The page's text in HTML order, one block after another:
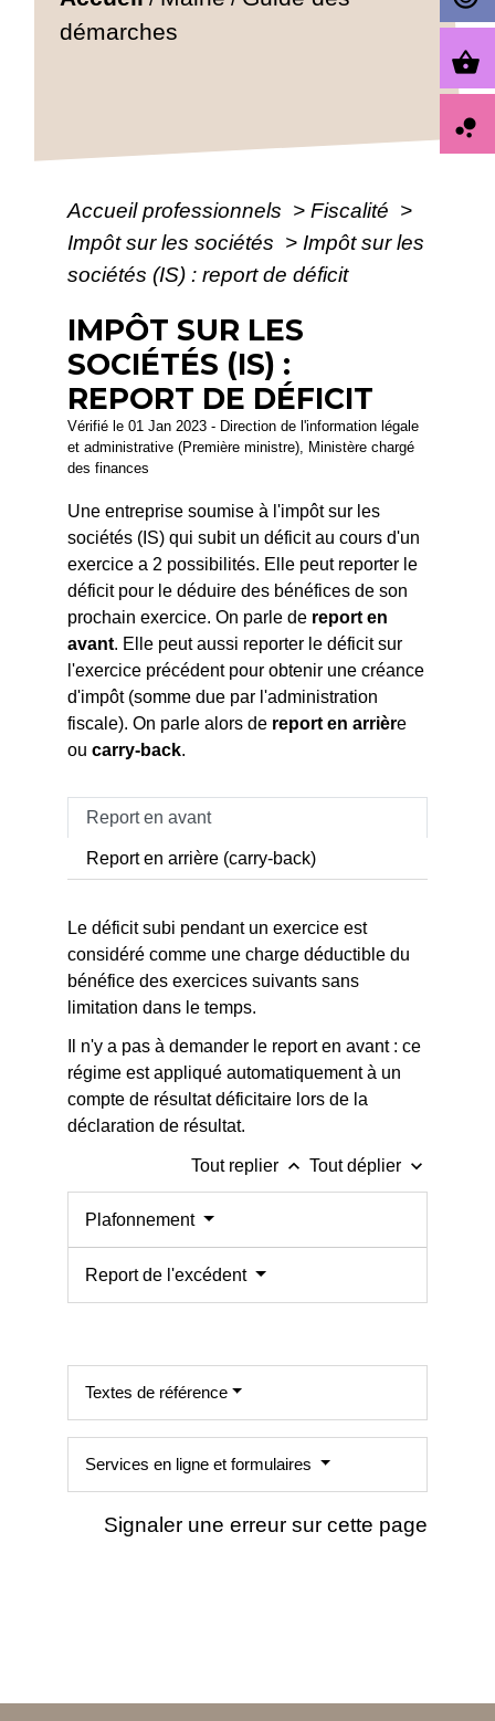
démarches
Accueil professionnels > Fiscalité >
Impôt sur les sociétés > Impôt sur les
sociétés (IS) : report de déficit
IMPÔT SUR LES
SOCIÉTÉS (IS) :
REPORT DE DÉFICIT
Vérifié le 01 Jan 2023 - Direction de l'information légale
et administrative (Première ministre), Ministère chargé
des finances
Une entreprise soumise à l'impôt sur les
sociétés (IS) qui subit un déficit au cours d'un
exercice a 2 possibilités. Elle peut reporter le
déficit pour le déduire des bénéfices de son
prochain exercice. On parle de report en
avant. Elle peut aussi reporter le déficit sur
l'exercice précédent pour obtenir une créance
d'impôt (somme due par l'administration
fiscale). On parle alors de report en arrière
oucarry-back.
Report en avant
Report en arrière (carry-back)
Le déficit subi pendant un exercice est
considéré comme une charge déductible du
bénéfice des exercices suivants sans
limitation dans le temps.
Il n'y a pas à demander le report en avant : ce
régime est appliqué automatiquement à un
compte de résultat déficitaire lors de la
déclaration de résultat.
Tout replier keyboard_arrow_up Tout déplier keyboard_arrow_down
Plafonnement
Report de l'excédent
Textes de référence
Services en ligne et formulaires
Signaler une erreur sur cette page
shopping_basket
bubble_chart